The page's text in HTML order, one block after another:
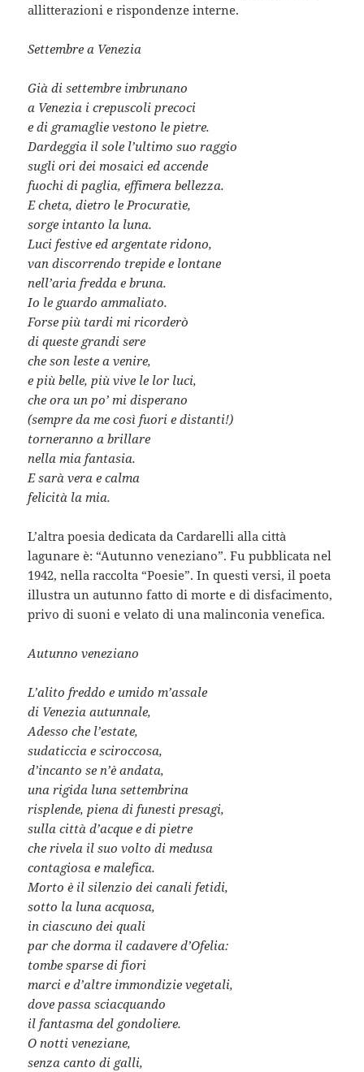
allitterazioni e rispondenze interne.
Settembre a Venezia
Già di settembre imbrunano
a Venezia i crepuscoli precoci
e di gramaglie vestono le pietre.
Dardeggia il sole l’ultimo suo raggio
sugli ori dei mosaici ed accende
fuochi di paglia, effimera bellezza.
E cheta, dietro le Procuratìe,
sorge intanto la luna.
Luci festive ed argentate ridono,
van discorrendo trepide e lontane
nell’aria fredda e bruna.
Io le guardo ammaliato.
Forse più tardi mi ricorderò
di queste grandi sere
che son leste a venire,
e più belle, più vive le lor luci,
che ora un po’ mi disperano
(sempre da me così fuori e distanti!)
torneranno a brillare
nella mia fantasia.
E sarà vera e calma
felicità la mia.
L’altra poesia dedicata da Cardarelli alla città
lagunare è: “Autunno veneziano”. Fu pubblicata nel
1942, nella raccolta “Poesie”. In questi versi, il poeta
illustra un autunno fatto di morte e di disfacimento,
privo di suoni e velato di una malinconia venefica.
Autunno veneziano
L’alito freddo e umido m’assale
di Venezia autunnale,
Adesso che l’estate,
sudaticcia e sciroccosa,
d’incanto se n’è andata,
una rigida luna settembrina
risplende, piena di funesti presagi,
sulla città d’acque e di pietre
che rivela il suo volto di medusa
contagiosa e malefica.
Morto è il silenzio dei canali fetidi,
sotto la luna acquosa,
in ciascuno dei quali
par che dorma il cadavere d’Ofelia:
tombe sparse di fiori
marci e d’altre immondizie vegetali,
dove passa sciacquando
il fantasma del gondoliere.
O notti veneziane,
senza canto di galli,